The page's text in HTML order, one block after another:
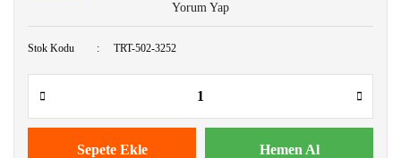
Yorum Yap
Stok Kodu TRT-502-3252
Sepete Ekle Hemen Al